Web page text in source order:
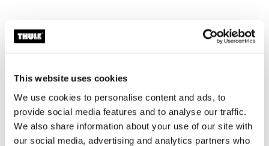
This website uses cookies
We use cookies to personalise content and ads, to
provide social media features and to analyse our traffic.
We also share information about your use of our site with
our social media, advertising and analytics partners who
Zubehör für Thule Panorama for
Thule Omnistor 9200
Online verfügbar